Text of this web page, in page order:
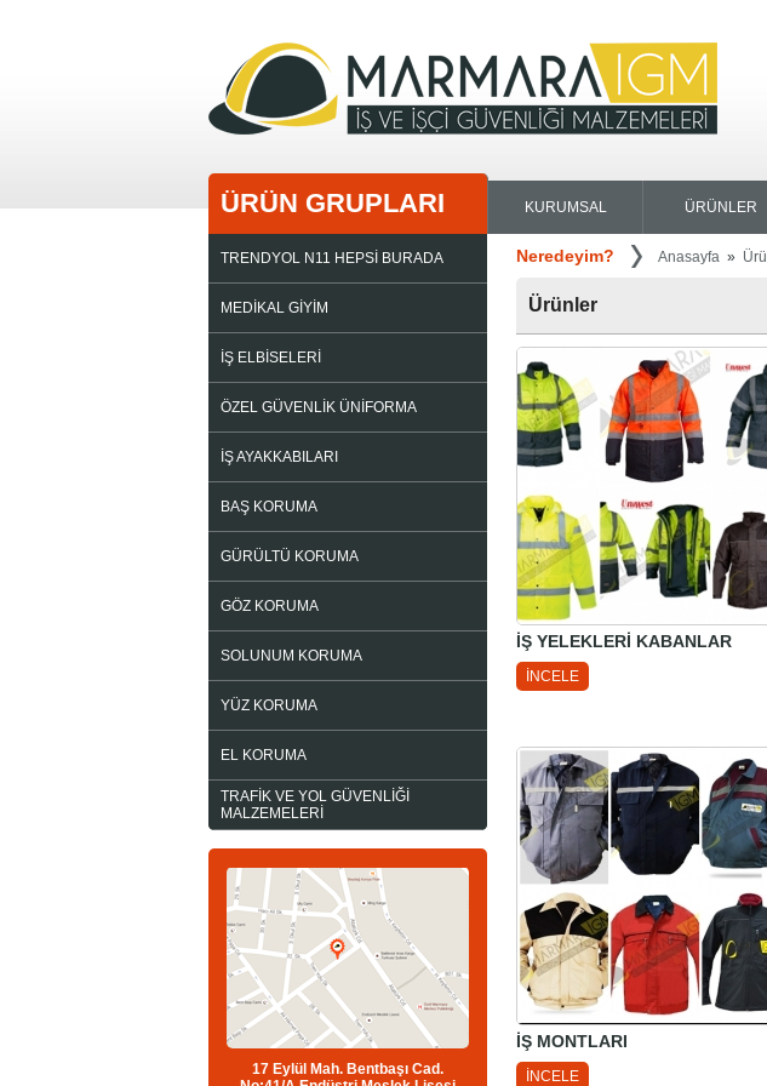
ÜRÜN GRUPLARI KURUMSAL ÜRÜNLER
TRENDYOL N11 HEPSİ BURADA
MEDİKAL GİYİM
İŞ ELBİSELERİ
ÖZEL GÜVENLİK ÜNİFORMA
İŞ AYAKKABILARI
BAŞ KORUMA
GÜRÜLTÜ KORUMA
GÖZ KORUMA
SOLUNUM KORUMA
YÜZ KORUMA
EL KORUMA
TRAFİK VE YOL GÜVENLİĞİ
MALZEMELERİ
17 Eylül Mah. Bentbaşı Cad.
Neredeyim? Anasayfa »
Ürünler
İŞ YELEKLERİ KABANLAR
İNCELE
İŞ MONTLARI
İNCELE